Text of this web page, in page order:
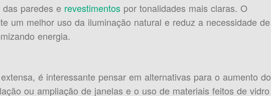
paredes e revestimentospor tonalidades mais claras. O
um melhor uso da iluminação natural e reduz a necessidade de
energia.
é interessante pensar em alternativas para o aumento do
ou ampliação de janelas e o uso de materiais feitos de vidro